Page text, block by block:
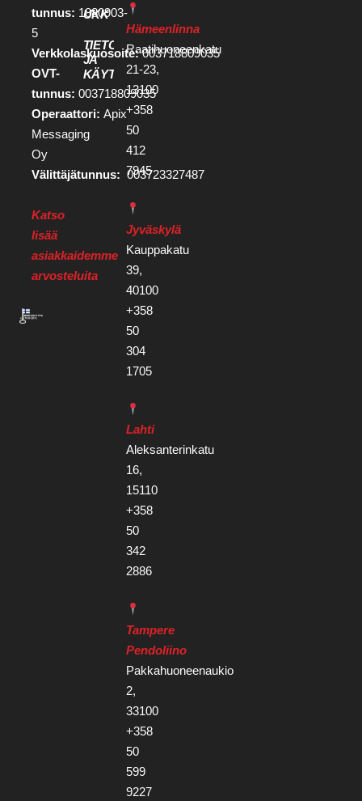
tunnus: 1880903-
5
Verkkolaskuosoite:003718809035
OVT-
tunnus: 003718809035
Operaattori: Apix
Messaging
Oy
Välittäjätunnus: 003723327487
Katso
lisää
asiakkaidemme
arvosteluita
UKK
TIETOSUOJA
JA
KÄYTTÖEHDOT
Hämeenlinna
Raatihuoneenkatu
21-23,
13100
+358
50
412
7945
Jyväskylä
Kauppakatu
39,
40100
+358
50
304
1705
Lahti
Aleksanterinkatu
16,
15110
+358
50
342
2886
Tampere
Pendoliino
Pakkahuoneenaukio
2,
33100
+358
50
599
9227